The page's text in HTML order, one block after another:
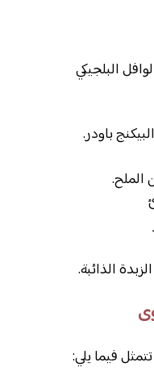
البلجيكي
باودر.
الذائبة.
فيما يلي: